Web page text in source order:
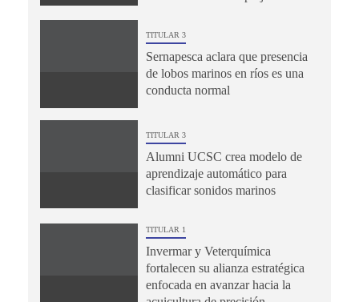
TITULAR 3
Sernapesca aclara que presencia
de lobos marinos en ríos es una
conducta normal
TITULAR 3
Alumni UCSC crea modelo de
aprendizaje automático para
clasificar sonidos marinos
TITULAR 1
Invermar y Veterquímica
fortalecen su alianza estratégica
enfocada en avanzar hacia la